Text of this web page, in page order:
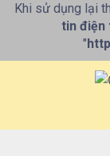
Khi sử dụng lại
tin điện
"